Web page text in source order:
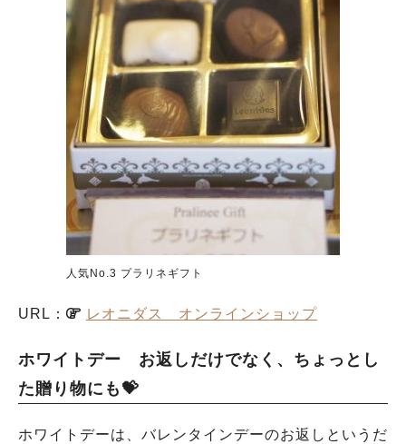
人気No.3 プラリネギフト
URL： レオニダス オンラインショップ
ホワイトデー お返しだけでなく、ちょっとし
た贈り物にも💝
ホワイトデーは、バレンタインデーのお返しというだ